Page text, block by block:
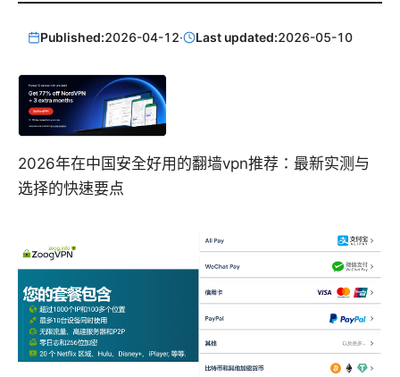
Published:2026-04-12· Last updated:2026-05-10
2026年在中国安全好用的翻墙vpn推荐：最新实测与
选择的快速要点